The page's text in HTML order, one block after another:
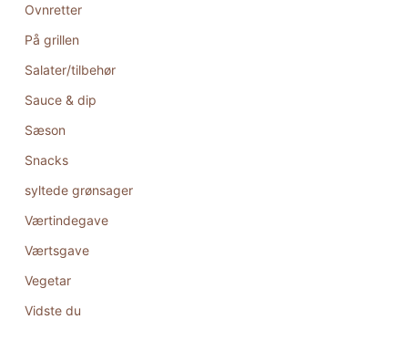
Ovnretter
På grillen
Salater/tilbehør
Sauce & dip
Sæson
Snacks
syltede grønsager
Værtindegave
Værtsgave
Vegetar
Vidste du